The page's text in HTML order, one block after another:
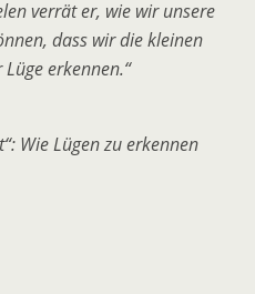
verrät er, wie wir unsere
dass wir die kleinen
erkennen.“
Wie Lügen zu erkennen